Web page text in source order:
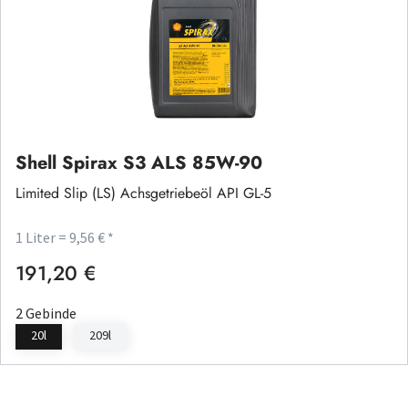
Shell Spirax S3 ALS 85W-90
Limited Slip (LS) Achsgetriebeöl API GL-5
1 Liter = 9,56 € *
Regulärer Preis:
191,20 €
2 Gebinde
20l 209l